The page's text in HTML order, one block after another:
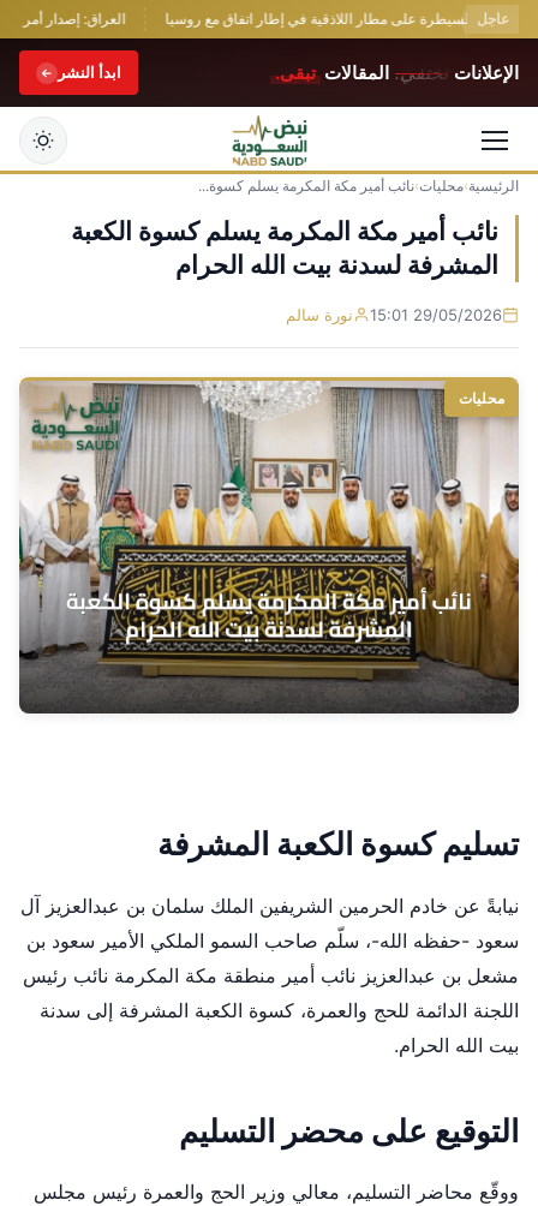
عاجلالسيطرة على مطار اللاذقية في إطار اتفاق مع روسيا العراق: إصدار أمر
الإعلانات تختفي. المقالات تبقى. ابدأ النشر
التجاوز
إلى
المحتوى
الرئيسية›محليات›نائب أمير مكة المكرمة يسلم كسوة...
نائب أمير مكة المكرمة يسلم كسوة الكعبة
المشرفة لسدنة بيت الله الحرام
29/05/2026 15:01 نورة سالم
محليات
تسليم كسوة الكعبة المشرفة
نيابةً عن خادم الحرمين الشريفين الملك سلمان بن عبدالعزيز آل
سعود -حفظه الله-، سلّم صاحب السمو الملكي الأمير سعود بن
مشعل بن عبدالعزيز نائب أمير منطقة مكة المكرمة نائب رئيس
اللجنة الدائمة للحج والعمرة، كسوة الكعبة المشرفة إلى سدنة
بيت الله الحرام.
التوقيع على محضر التسليم
ووقّع محاضر التسليم، معالي وزير الحج والعمرة رئيس مجلس